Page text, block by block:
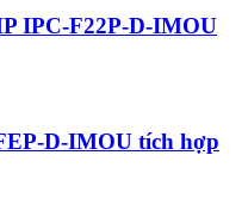
IPC-F22P-D-IMOU
D-IMOU tích hợp